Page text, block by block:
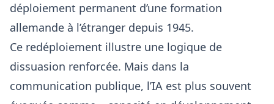
déploiement permanent d’une formation
allemande à l’étranger depuis 1945.
Ce redéploiement illustre une logique de
dissuasion renforcée. Mais dans la
communication publique, l’IA est plus souvent